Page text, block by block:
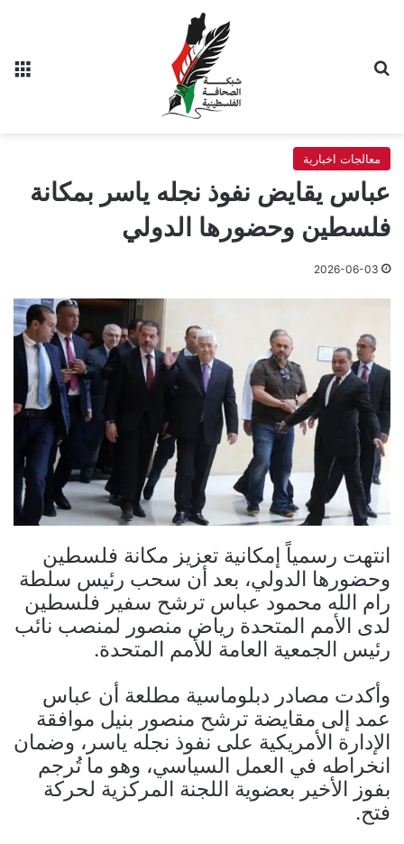
معالجات اخبارية
عباس يقايض نفوذ نجله ياسر بمكانة
فلسطين وحضورها الدولي
2026-06-03
انتهت رسمياً إمكانية تعزيز مكانة فلسطين
وحضورها الدولي، بعد أن سحب رئيس سلطة
رام الله محمود عباس ترشح سفير فلسطين
لدى الأمم المتحدة رياض منصور لمنصب نائب
رئيس الجمعية العامة للأمم المتحدة.
وأكدت مصادر دبلوماسية مطلعة أن عباس
عمد إلى مقايضة ترشح منصور بنيل موافقة
الإدارة الأمريكية على نفوذ نجله ياسر، وضمان
انخراطه في العمل السياسي، وهو ما تُرجم
بفوز الأخير بعضوية اللجنة المركزية لحركة
فتح.